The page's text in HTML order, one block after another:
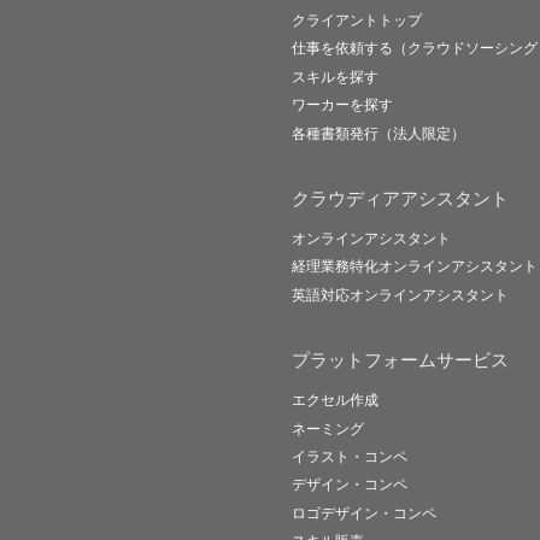
クライアントトップ
仕事を依頼する（クラウドソーシング
スキルを探す
ワーカーを探す
各種書類発行（法人限定）
クラウディアアシスタント
オンラインアシスタント
経理業務特化オンラインアシスタント
英語対応オンラインアシスタント
プラットフォームサービス
エクセル作成
ネーミング
イラスト・コンペ
デザイン・コンペ
ロゴデザイン・コンペ